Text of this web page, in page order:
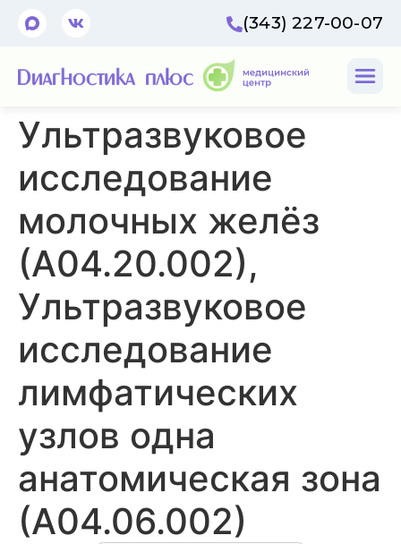
(343) 227-00-07
Ультразвуковое
исследование
молочных желёз
(А04.20.002),
Ультразвуковое
исследование
лимфатических
узлов одна
анатомическая зона
(А04.06.002)